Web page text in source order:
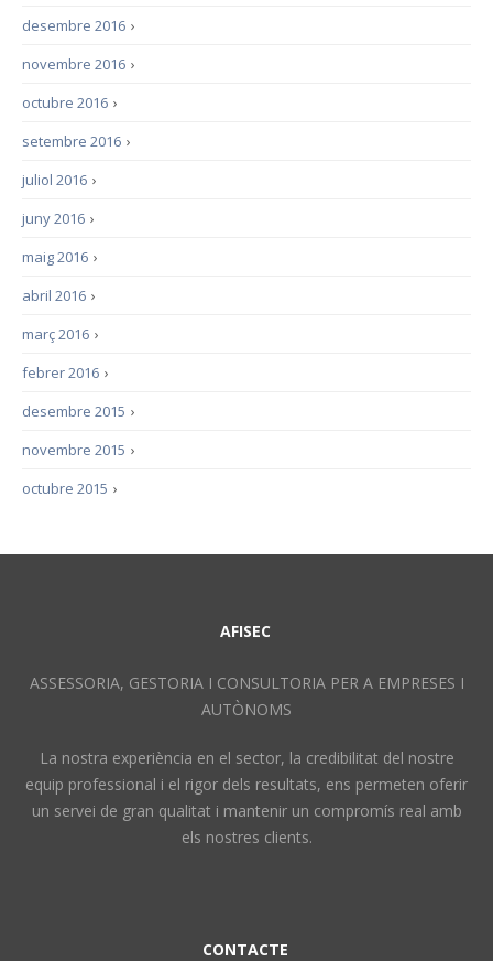
›
desembre 2016
›
novembre 2016
›
octubre 2016
›
setembre 2016
›
juliol 2016
›
juny 2016
›
maig 2016
›
abril 2016
›
març 2016
›
febrer 2016
›
desembre 2015
›
novembre 2015
›
octubre 2015
AFISEC
ASSESSORIA, GESTORIA I CONSULTORIA PER A EMPRESES I
AUTÒNOMS
La nostra experiència en el sector, la credibilitat del nostre
equip professional i el rigor dels resultats, ens permeten oferir
un servei de gran qualitat i mantenir un compromís real amb
els nostres clients.
CONTACTE